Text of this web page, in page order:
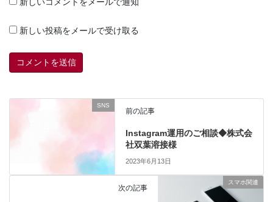
新しい投稿をメールで受け取る
SNS
前の記事
Instagram運用のご相談◆株式会
社双葉溶接様
2023年6月13日
スマホ関連
次の記事